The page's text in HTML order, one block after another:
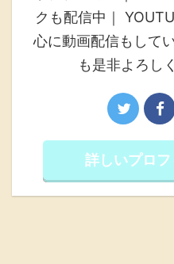
クも配信中｜
心に動画配信もして
も是非よろし
詳しいプロ